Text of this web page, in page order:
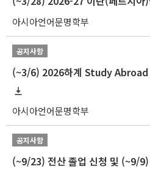
아시아언어문명학부
공지사항
아시아언어문명학부
공지사항
(~9/23) 전산 졸업 신청 및 (~9/9)